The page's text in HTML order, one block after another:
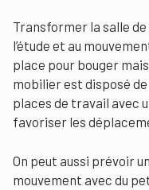
Transformer la salle de
l’étude et au
place pour bouger
mobilier est disposé
places de travail avec
favoriser les
On peut aussi prévoir
mouvement avec du